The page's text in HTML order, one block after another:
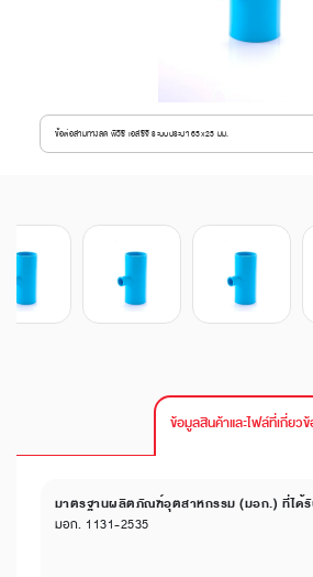
ข้อต่อสามทางลด พีวีซี เอสซีจี ระบบประปา 65x25 มม.
ข้อมูลสินค้าและไฟล์ที่เกี่ยวข้
มาตรฐานผลิตภัณฑ์อุตสาหกรรม (มอก.) ที่ได้
มอก. 1131-2535